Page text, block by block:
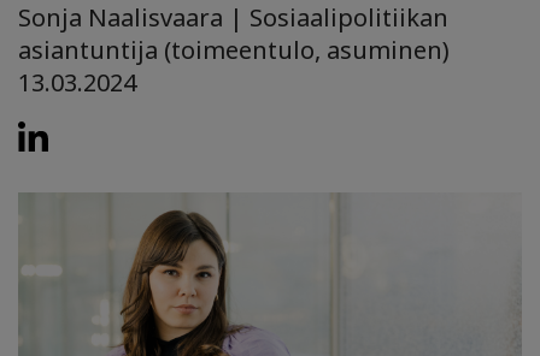
Sonja Naalisvaara | Sosiaalipolitiikan
asiantuntija (toimeentulo, asuminen)
13.03.2024